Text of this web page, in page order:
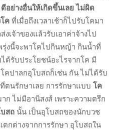
อย่างอื่นให้เกิดขึ้นเลย ไม่ผิด
โคที่เมื่อถึงเวลาเช้าก็ไปรับโคมา
งเจ้าของแล้วรับเอาค่าจ้างไป
งนี้จะพาโคไปกินหญ้า กินน้ำที่
ด้รับประโยชน์อะไรจากโค มี
คปาลกอุโบสถก็เช่น กัน ไม่ได้รับ
ตนรักษาเลย การรักษาแบบ โค
ก ไม่มีอานิสงส์ เพราะความตรึก
สถ นั้น เป็นอุโบสถของนักบวช
กต่างจากการรักษา อุโบสถใน